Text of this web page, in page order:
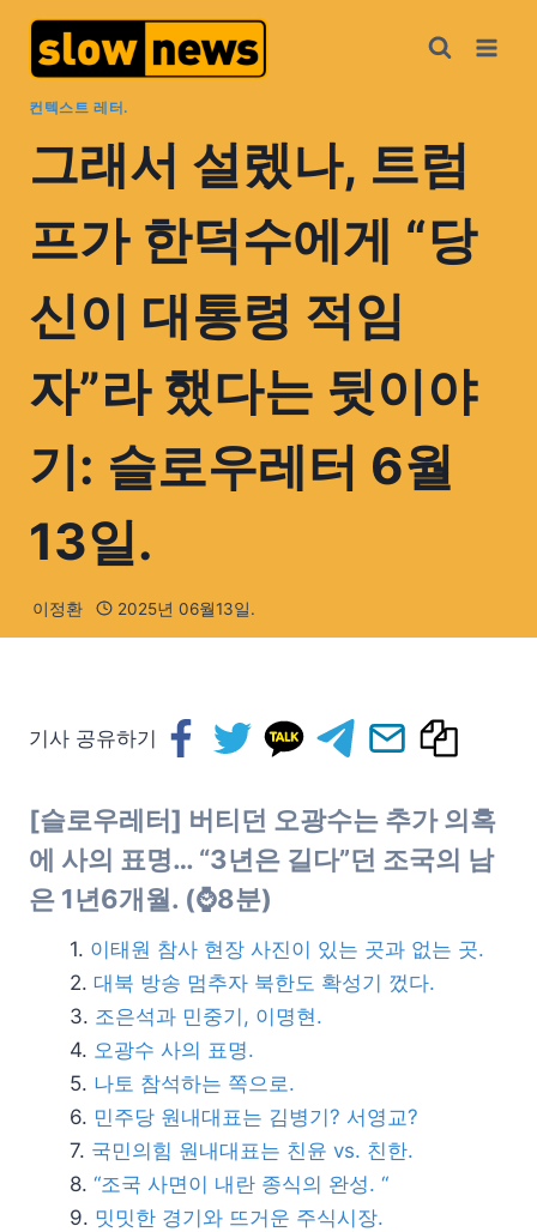
컨텍스트 레터.
그래서 설렜나, 트럼
프가 한덕수에게 “당
신이 대통령 적임
자”라 했다는 뒷이야
기: 슬로우레터 6월
13일.
이정환 2025년 06월13일.
기사 공유하기
[슬로우레터] 버티던 오광수는 추가 의혹
에 사의 표명… “3년은 길다”던 조국의 남
은 1년6개월. (⌚8분)
이태원 참사 현장 사진이 있는 곳과 없는 곳.
대북 방송 멈추자 북한도 확성기 껐다.
조은석과 민중기, 이명현.
오광수 사의 표명.
나토 참석하는 쪽으로.
민주당 원내대표는 김병기? 서영교?
국민의힘 원내대표는 친윤 vs. 친한.
“조국 사면이 내란 종식의 완성. “
밋밋한 경기와 뜨거운 주식시장.